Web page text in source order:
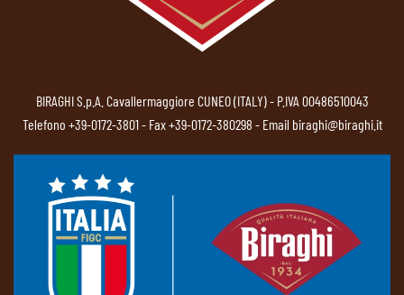
BIRAGHI S.p.A. Cavallermaggiore CUNEO (ITALY) - P.IVA 00486510043
Telefono +39-0172-3801- Fax +39-0172-380298 - Email biraghi@biraghi.it